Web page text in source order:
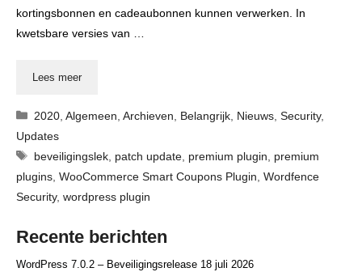
kortingsbonnen en cadeaubonnen kunnen verwerken. In
kwetsbare versies van …
Lees meer
Categorieën
2020 ,Algemeen ,Archieven Belangrijk Nieuws ,Security,
Updates
Tags
beveiligingslek patch update premium plugin
premium
plugins WooCommerce Smart Coupons Plugin Wordfence
Security, wordpress plugin
Recente berichten
WordPress 7.0.2 – Beveiligingsrelease 18 juli 2026